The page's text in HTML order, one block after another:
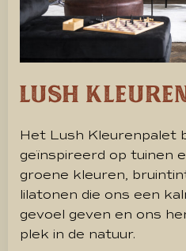
Lush
Het Lush Kleurenpalet
geïnspireerd op tuinen
groene kleuren,
lilatonen die ons een
gevoel geven en ons
plek in de natuur.